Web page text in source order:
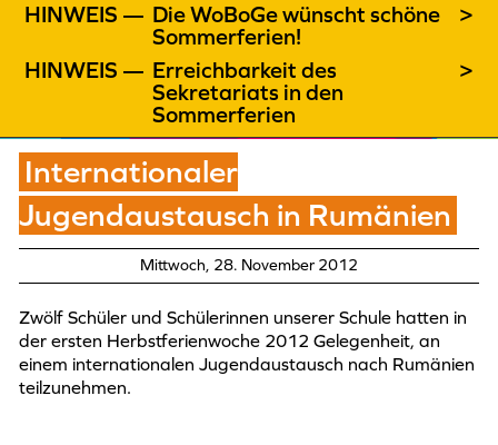
HINWEIS — Die WoBoGe wünscht schöne
Sommerferien!
>
HINWEIS — Erreichbarkeit des
Sekretariats in den
Sommerferien
>
Internationaler
Jugendaustausch in Rumänien
Mittwoch, 28. November 2012
Zwölf Schüler und Schülerinnen unserer Schule hatten in
der ersten Herbstferienwoche 2012 Gelegenheit, an
einem internationalen Jugendaustausch nach Rumänien
teilzunehmen.